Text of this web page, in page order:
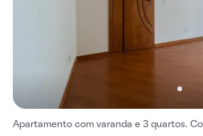
Apartamento com varanda e 3 quartos.